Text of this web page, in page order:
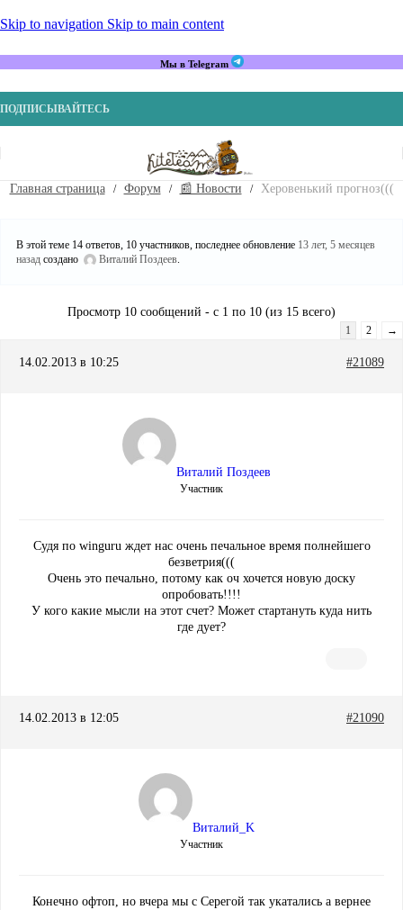
Skip to navigation Skip to main content
Мы в Telegram
ПОДПИСЫВАЙТЕСЬ
Главная страница Форум 📰 Новости Херовенький прогноз(((
В этой теме 14 ответов, 10 участников, последнее обновление 13 лет, 5 месяцев
назад создано Виталий Поздеев.
Просмотр 10 сообщений - с 1 по 10 (из 15 всего)
1 2 →
14.02.2013 в 10:25 #21089
Виталий Поздеев
Участник
Судя по winguru ждет нас очень печальное время полнейшего
безветрия(((
Очень это печально, потому как оч хочется новую доску
опробовать!!!!
У кого какие мысли на этот счет? Может стартануть куда нить
где дует?
14.02.2013 в 12:05 #21090
Виталий_K
Участник
Конечно офтоп, но вчера мы с Серегой так укатались а вернее